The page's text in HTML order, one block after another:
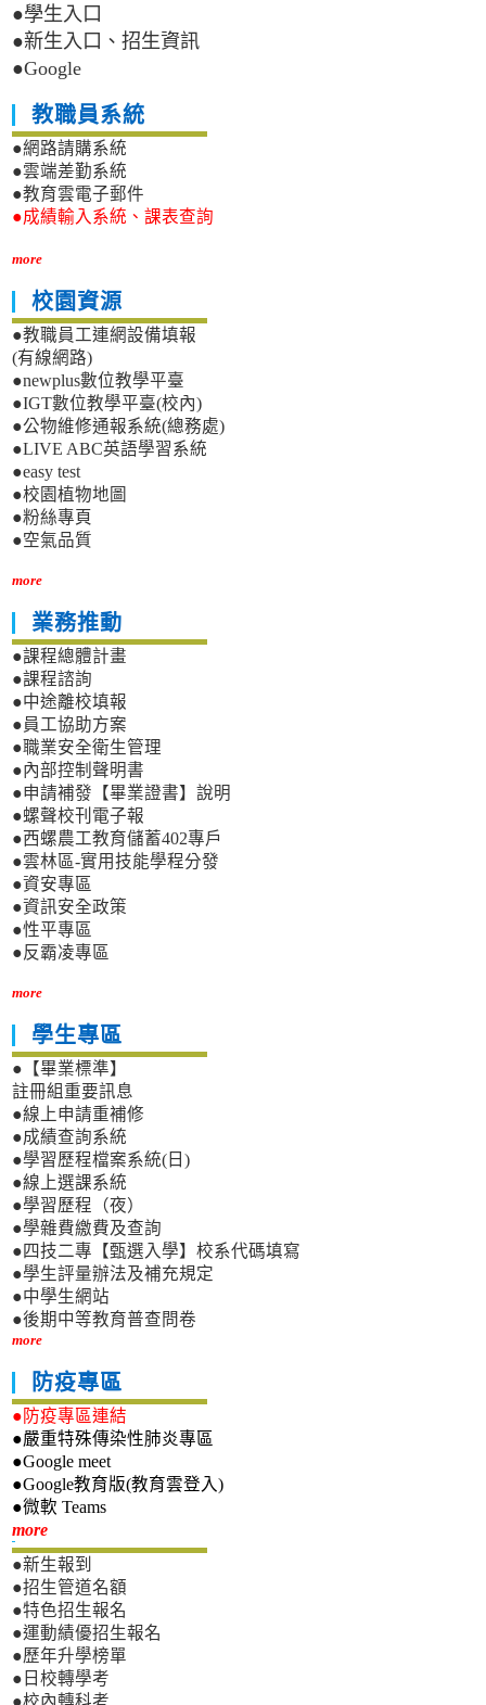
●學生入口
●新生入口、招生資訊
●Google
教職員系統
●網路請購系統
●雲端差勤系統
●教育雲電子郵件
●成績輸入系統、課表查詢
more
校園資源
●教職員工連網設備填報
(有線網路)
●newplus數位教學平臺
●IGT數位教學平臺(校內)
●公物維修通報系統(總務處)
●LIVE ABC英語學習系統
●easy test
●校園植物地圖
●粉絲專頁
●空氣品質
more
業務推動
●課程總體計畫
●課程諮詢
●中途離校填報
●員工協助方案
●職業安全衛生管理
●內部控制聲明書
●申請補發【畢業證書】說明
●螺聲校刊電子報
●西螺農工教育儲蓄402專戶
●雲林區-實用技能學程分發
●資安專區
●資訊安全政策
●性平專區
●反霸凌專區
more
學生專區
●【畢業標準】
註冊組重要訊息
●線上申請重補修
●成績查詢系統
●學習歷程檔案系統(日)
●線上選課系統
●學習歷程（夜）
●學雜費繳費及查詢
●四技二專【甄選入學】校系代碼填寫
●學生評量辦法及補充規定
●中學生網站
●後期中等教育普查問卷
more
防疫專區
●防疫專區連結
●嚴重特殊傳染性肺炎專區
●Google meet
●Google教育版(教育雲登入)
●微軟 Teams
more新生專區
●新生報到
●招生管道名額
●特色招生報名
●運動績優招生報名
●歷年升學榜單
●日校轉學考
●校內轉科考